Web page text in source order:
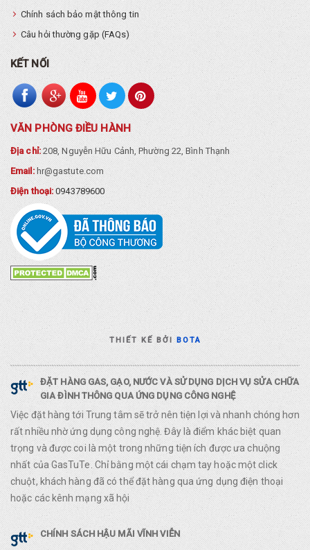
Chính sách bảo mật thông tin
Câu hỏi thường gặp (FAQs)
KẾT NỐI
VĂN PHÒNG ĐIỀU HÀNH
Địa chỉ:208, Nguyễn Hữu Cảnh, Phường 22, Bình Thạnh
Email: hr@gastute.com
Điện thoại:0943789600
THIẾT KẾ BỞIBOTA
ĐẶT HÀNG GAS, GẠO, NƯỚC VÀ SỬ DỤNG DỊCH VỤ SỬA CHỮA
GIA ĐÌNH THÔNG QUA ỨNG DỤNG CÔNG NGHỆ
Việc đặt hàng tới Trung tâm sẽ trở nên tiện lợi và nhanh chóng hơn
rất nhiều nhờ ứng dụng công nghệ. Đây là điểm khác biệt quan
trọng và được coi là một trong những tiện ích được ưa chuộng
nhất của GasTuTe. Chỉ bằng một cái chạm tay hoặc một click
chuột, khách hàng đã có thể đặt hàng qua ứng dụng điện thoại
hoặc các kênh mạng xã hội
CHÍNH SÁCH HẬU MÃI VĨNH VIỄN